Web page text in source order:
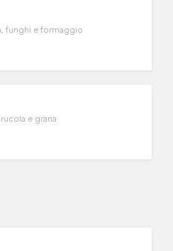
funghi e formaggio
e grana